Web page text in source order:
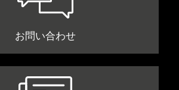
お問い合わせ